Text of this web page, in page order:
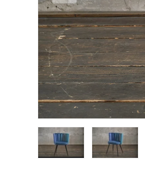
Bild 1 in Galerieansicht
Bild 2 in